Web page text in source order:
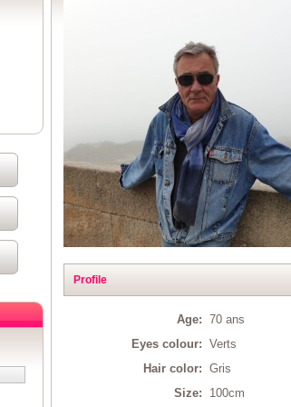
Profile
Age:
70 ans
Eyes colour:
Verts
Hair color:
Gris
Size:
100cm